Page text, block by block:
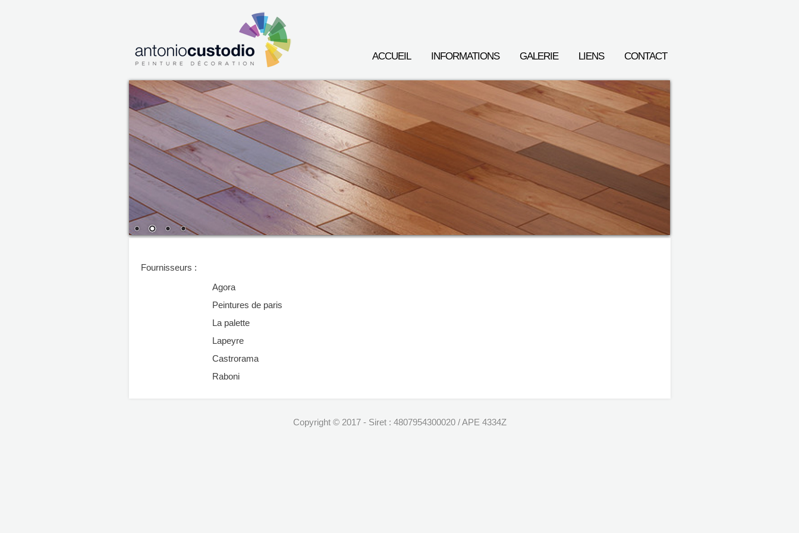
ACCUEIL INFORMATIONS GALERIE LIENS CONTACT
Fournisseurs :
Agora
Peintures de paris
La palette
Lapeyre
Castrorama
Raboni
Copyright © 2017 - Siret : 4807954300020 / APE 4334Z